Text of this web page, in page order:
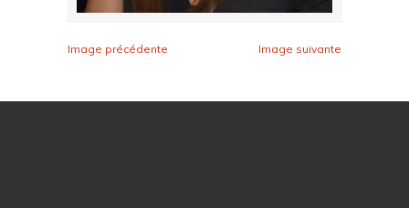
Image précédente Image suivante